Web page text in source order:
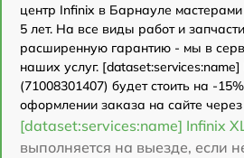
центр Infinix в Барнауле
5 лет. На все виды работ и
расширенную гарантию - мы в
наших услуг.
(71008301407) будет стоить на -
оформлении заказа на сайте
[dataset:services:name] Infinix
выполняется на выезде, если